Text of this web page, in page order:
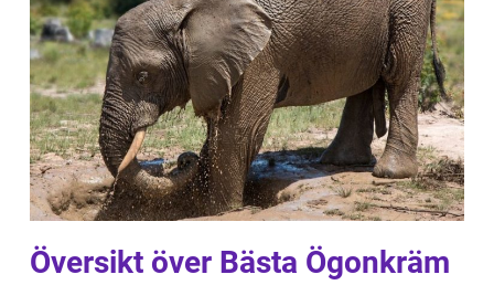
Översikt över Bästa Ögonkräm